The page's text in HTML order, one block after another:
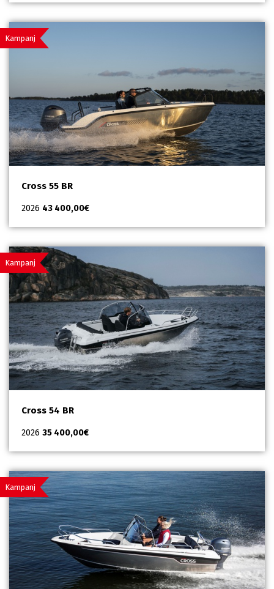
Kampanj
Cross 55 BR
2026 43 400,00€
Kampanj
Cross 54 BR
2026 35 400,00€
Kampanj